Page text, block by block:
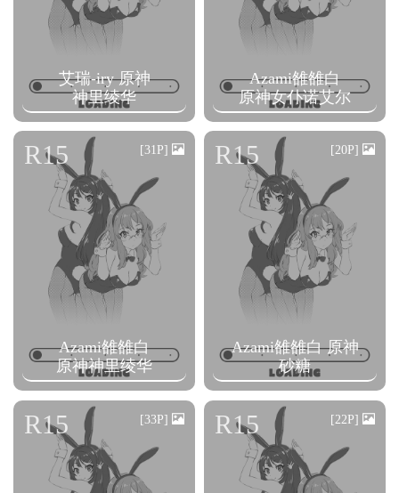
艾瑞-iry 原神
神里绫华
Azami雒雒白
原神女仆诺艾尔
Azami雒雒白
原神神里绫华
R15 [31P]
Azami雒雒白 原神
砂糖
R15 [20P]
R15 [33P] R15 [22P]